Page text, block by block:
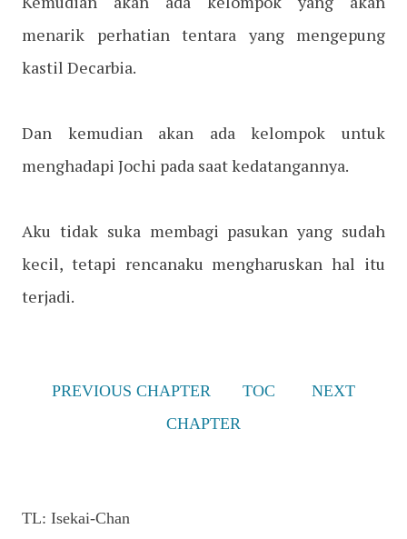
menarik perhatian tentara yang mengepung
kastil Decarbia.
Dan kemudian akan ada kelompok untuk
menghadapi Jochi pada saat kedatangannya.
Aku tidak suka membagi pasukan yang sudah
kecil, tetapi rencanaku mengharuskan hal itu
terjadi.
PREVIOUS CHAPTER TOC
NEXT
CHAPTER
TL: Isekai-Chan